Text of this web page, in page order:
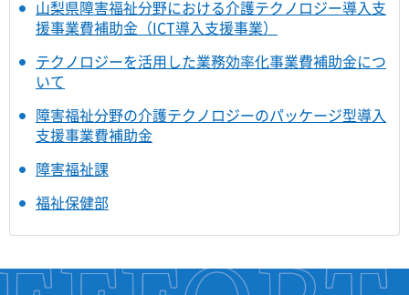
山梨県障害福祉分野における介護テクノロジー導入支
援事業費補助金（ICT導入支援事業）
テクノロジーを活用した業務効率化事業費補助金につ
いて
障害福祉分野の介護テクノロジーのパッケージ型導入
支援事業費補助金
障害福祉課
福祉保健部